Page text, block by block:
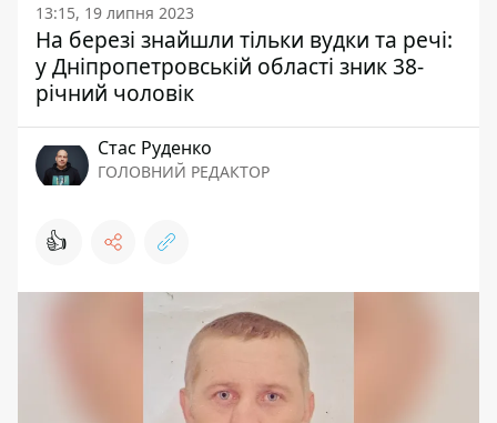
13:15, 19 липня 2023
На березі знайшли тільки вудки та речі:
у Дніпропетровській області зник 38-
річний чоловік
Стас Руденко
ГОЛОВНИЙ РЕДАКТОР
👍